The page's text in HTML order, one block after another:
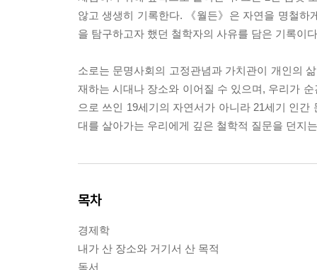
않고 생생히 기록한다. 《월든》은 자연을 명철
을 탐구하고자 했던 철학자의 사유를 담은 기록이
소로는 문명사회의 고정관념과 가치관이 개인의
재하는 시대나 장소와 이어질 수 있으며, 우리가
으로 쓰인 19세기의 자연서가 아니라 21세기 인
대를 살아가는 우리에게 깊은 철학적 질문을 던지
목차
경제학
내가 산 장소와 거기서 산 목적
독서